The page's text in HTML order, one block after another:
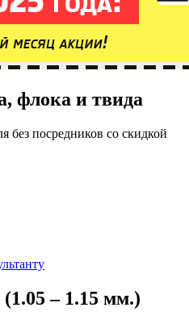
флока и твида
без посредников со скидкой
– 1.15 мм.)